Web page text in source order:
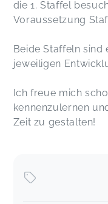
die 1. Staffel
Voraussetzung
Beide Staffeln sind
jeweiligen
Ich freue mich
kennenzulernen
Zeit zu gestalten!